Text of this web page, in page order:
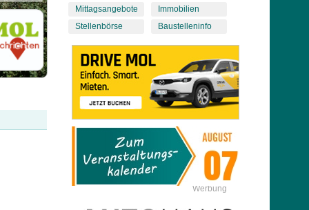
Mittagsangebote
Stellenbörse
Immobilien
Baustelleninfo
Werbung